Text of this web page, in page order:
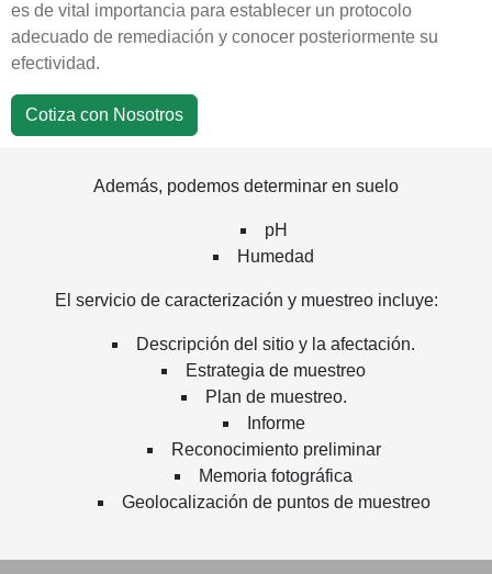
es de vital importancia para establecer un protocolo
adecuado de remediación y conocer posteriormente su
efectividad.
Cotiza con Nosotros
Además, podemos determinar en suelo
pH
Humedad
El servicio de caracterización y muestreo incluye:
Descripción del sitio y la afectación.
Estrategia de muestreo
Plan de muestreo.
Informe
Reconocimiento preliminar
Memoria fotográfica
Geolocalización de puntos de muestreo